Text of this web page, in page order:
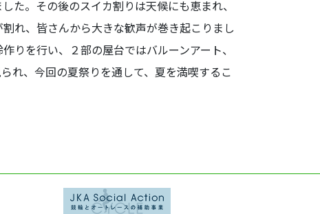
た。その後のスイカ割りは天候にも恵まれ、
れ、皆さんから大きな歓声が巻き起こりまし
りを行い、２部の屋台ではバルーンアート、
れ、今回の夏祭りを通して、夏を満喫するこ